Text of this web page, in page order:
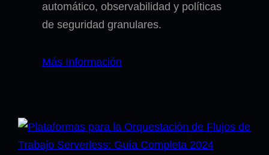
automático, observabilidad y políticas
de seguridad granulares.
Más Información